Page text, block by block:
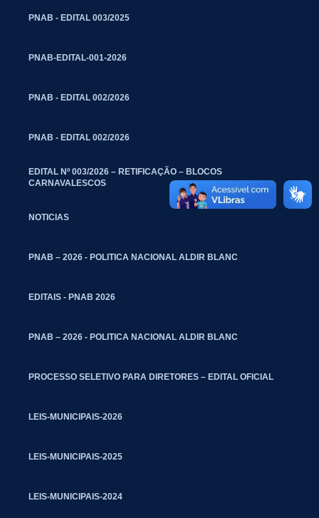
PNAB - EDITAL 003/2025
PNAB-EDITAL-001-2026
PNAB - EDITAL 002/2026
PNAB - EDITAL 002/2026
EDITAL Nº 003/2026 – RETIFICAÇÃO – BLOCOS
CARNAVALESCOS
NOTICIAS
PNAB – 2026 - POLITICA NACIONAL ALDIR BLANC
EDITAIS - PNAB 2026
PNAB – 2026 - POLITICA NACIONAL ALDIR BLANC
PROCESSO SELETIVO PARA DIRETORES – EDITAL OFICIAL
LEIS-MUNICIPAIS-2026
LEIS-MUNICIPAIS-2025
LEIS-MUNICIPAIS-2024